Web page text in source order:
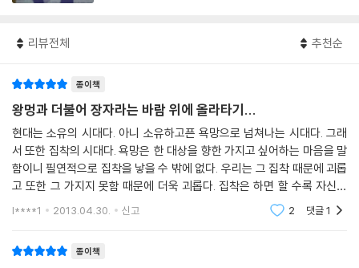
리뷰전체 추천순
종이책
왕멍과 더불어 장자라는 바람 위에 올라타기...
현대는 소유의 시대다. 아니 소유하고픈 욕망으로 넘쳐나는 시대다. 그래
서 또한 집착의 시대다. 욕망은 한 대상을 향한 가지고 싶어하는 마음을 말
함이니 필연적으로 집착을 낳을 수 밖에 없다. 우리는 그 집착 때문에 괴롭
고 또한 그 가지지 못함 때문에 더욱 괴롭다. 집착은 하면 할 수록 자신을
가두는 사슬이 된다. 나 보다는 언제나 가지려는 그 대상에 신경을 쓰게 되
l****1 2013.04.30. 신고 2 댓글1
종이책